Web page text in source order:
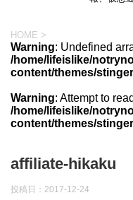
HOME >
Warning: Undefined
/home/lifeislike/
content/themes/
Warning: Attempt to
/home/lifeislike/
content/themes/
affiliate-hikaku
投稿日： 2017-12-24